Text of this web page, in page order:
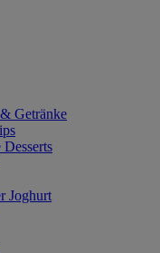
Getränke
Joghurt